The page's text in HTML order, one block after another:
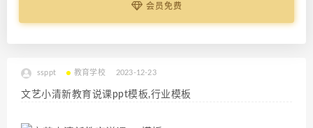
会员免费
ssppt 教育学校 2023-12-23
文艺小清新教育说课ppt模板,行业模板